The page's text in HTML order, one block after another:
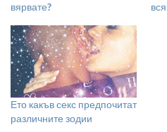
вярвате?
Ето какъв секс предпочитат
различните зодии